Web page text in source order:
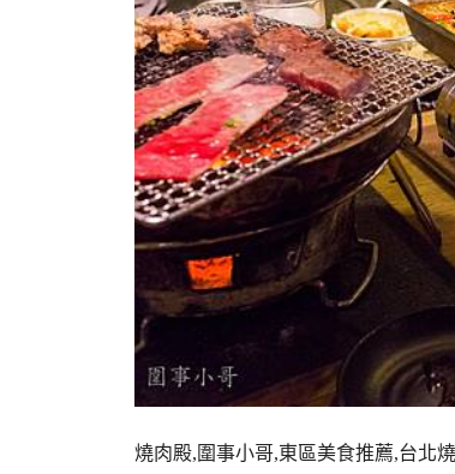
燒肉殿,圍事小哥,東區美食推薦,台北